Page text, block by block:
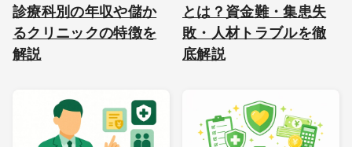
診療科別の年収や儲か
るクリニックの特徴を
解説
とは？資金難・集患失
敗・人材トラブルを徹
底解説